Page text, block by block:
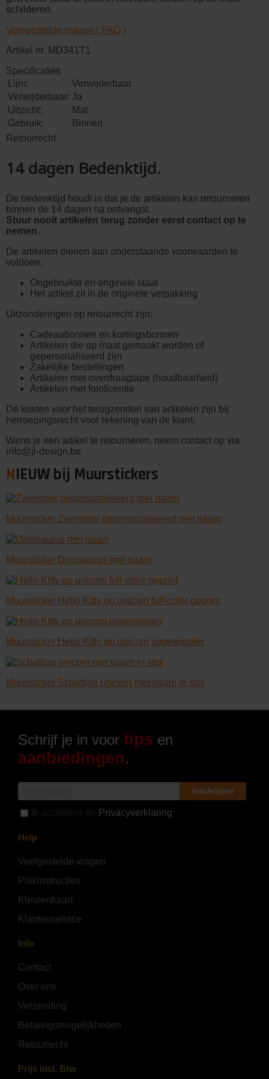
schilderen.
Veelgestelde vragen ( FAQ )
Artikel nr. MD341T1
Specificaties
Lijm:
Verwijderbaar
Verwijderbaar: Ja
Uitzicht:
Mat
Gebruik:
Binnen
Retourrecht
14 dagen Bedenktijd.
De bedenktijd houdt in dat je de artikelen kan retourneren
binnen de 14 dagen na ontvangst.
Stuur nooit artikelen terug zonder eerst contact op te
nemen.
De artikelen dienen aan onderstaande voorwaarden te
voldoen.
Ongebruikte en originele staat
Het artikel zit in de originele verpakking
Uitzonderingen op retourrecht zijn:
Cadeaubonnen en kortingsbonnen
Artikelen die op maat gemaakt worden of
gepersonaliseerd zijn
Zakelijke bestellingen
Artikelen met overdraagtape (houdbaarheid)
Artikelen met fotolicentie
De kosten voor het terugzenden van artikelen zijn bij
herroepingsrecht voor rekening van de klant.
Wens je een artikel te retourneren, neem contact op via
info@jl-design.be.
NIEUW bij Muurstickers
Muursticker Zwemster gepersonaliseerd met naam
Muursticker Dinosaurus met naam
Muursticker Hello Kitty op unicorn full-color geprint
Muursticker Hello Kitty op unicorn uitgesneden
Muursticker Schattige unicorn met naam in ster
Schrijf je in voor tips en
aanbiedingen.
Inschrijven
Privacyverklaring
Help
Veelgestelde vragen
Plakinstructies
Kleurenkaart
Klantenservice
Info
Contact
Over ons
Verzending
Betalingsmogelijkheden
Retourrecht
Prijs incl. Btw